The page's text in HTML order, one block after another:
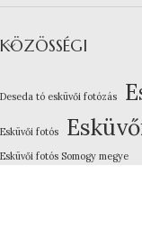
KÖZÖSSÉGI
Deseda tó esküvői fotózás
Esküvői fotós
Esküvői fotós Somogy megye